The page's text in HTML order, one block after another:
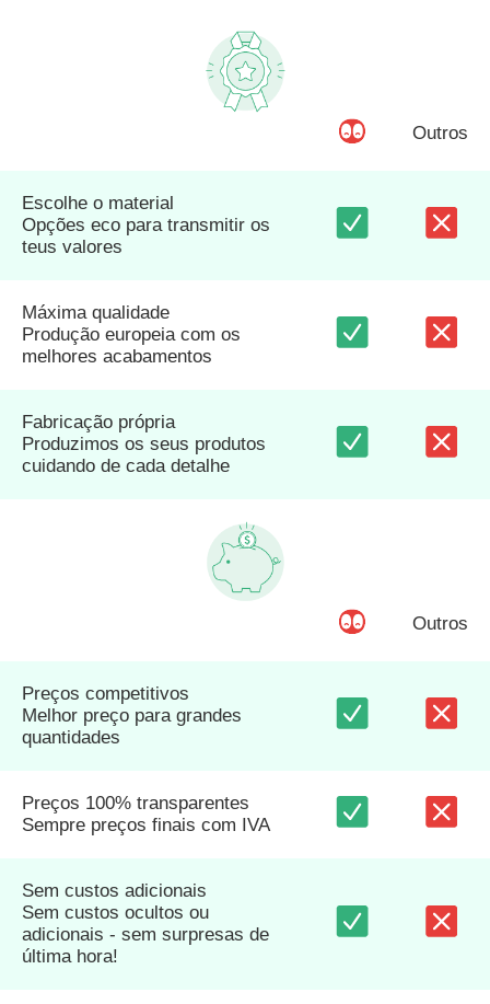
Outros
Escolhe o material
Opções eco para transmitir os
teus valores
Máxima qualidade
Produção europeia com os
melhores acabamentos
Fabricação própria
Produzimos os seus produtos
cuidando de cada detalhe
Outros
Preços competitivos
Melhor preço para grandes
quantidades
Preços 100% transparentes
Sempre preços finais com IVA
Sem custos adicionais
Sem custos ocultos ou
adicionais - sem surpresas de
última hora!